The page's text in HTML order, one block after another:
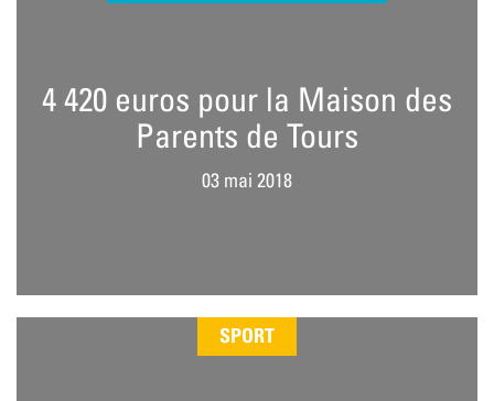
4 420 euros pour la Maison des
Parents de Tours
03 mai 2018
SPORT